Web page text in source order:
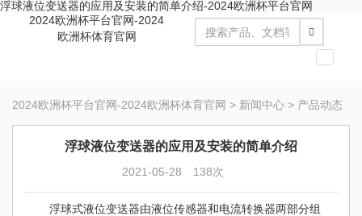
浮球液位变送器的应用及安装的简单介绍-2024欧洲杯平台官网
2024欧洲杯平台官网-2024
欧洲杯体育官网
切
航
2024欧洲杯平台官网-2024欧洲杯体育官网 > 新闻中心 > 产品动态
浮球液位变送器的应用及安装的简单介绍
2021-05-28 138次
浮球式液位变送器由液位传感器和电流转换器两部分组